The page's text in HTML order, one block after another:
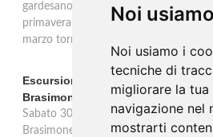
Noi
Noi usiamo i
tecniche di
migliorare la tua
navigazione nel
mostrarti
gardesano. Il Consorzio Valtènesi
primavera 2026 sulla sponda
marzo torna La Prima del Valtènesi per
Escursione con appostamento ai
Brasimone: caccia fotografica alla
Sabato 30 agosto escursione speciale
Brasimone dalle 17 alle 23 per